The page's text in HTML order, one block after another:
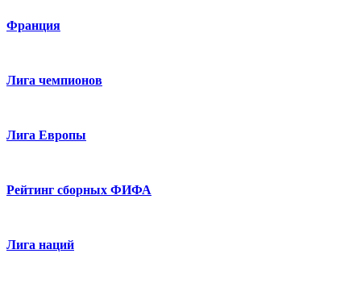
Франция
Лига чемпионов
Лига Европы
Рейтинг сборных ФИФА
Лига наций